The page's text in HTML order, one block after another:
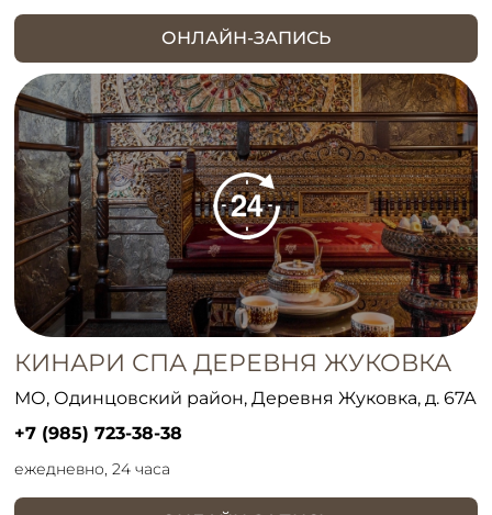
ОНЛАЙН-ЗАПИСЬ
КИНАРИ СПА ДЕРЕВНЯ ЖУКОВКА
МО, Одинцовский район, Деревня Жуковка, д. 67А
+7 (985) 723-38-38
ежедневно, 24 часа